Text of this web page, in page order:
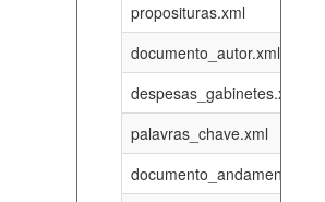
proposituras.xml
documento_autor.xml
despesas_gabinetes.xml
palavras_chave.xml
documento_andamento.xml
12-05-
06-08-